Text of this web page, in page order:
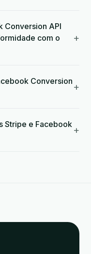
Conversion API
com o
+
Conversion +
Stripe e Facebook +